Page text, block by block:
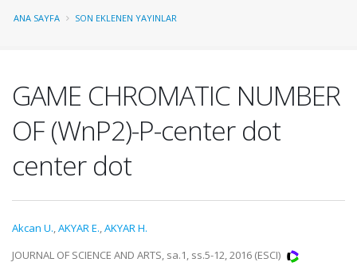
ANA SAYFA SON EKLENEN YAYINLAR
GAME CHROMATIC NUMBER
OF (WnP2)-P-center dot
center dot
Akcan U.,AKYAR E.,AKYAR H.
JOURNAL OF SCIENCE AND ARTS, sa.1, ss.5-12, 2016 (ESCI)